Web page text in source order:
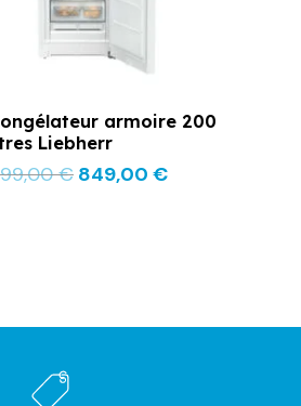
armoire 200
Liebherr
€ 849,00 €